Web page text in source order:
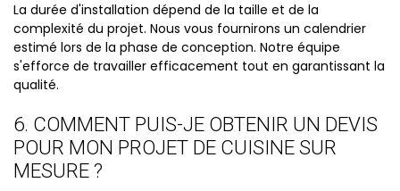
La durée d'installation dépend de la taille et de la
complexité du projet. Nous vous fournirons un calendrier
estimé lors de la phase de conception. Notre équipe
s'efforce de travailler efficacement tout en garantissant la
qualité.
6. COMMENT PUIS-JE OBTENIR UN DEVIS
POUR MON PROJET DE CUISINE SUR
MESURE ?